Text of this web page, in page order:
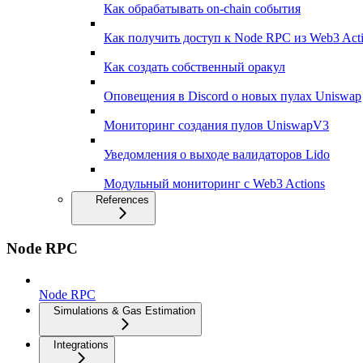
Как обрабатывать on-chain события
Как получить доступ к Node RPC из Web3
Как создать собственный оракул
Оповещения в Discord о новых пулах Uniswap
Мониторинг создания пулов UniswapV3
Уведомления о выходе валидаторов Lido
Модульный мониторинг с Web3 Actions
References
Node RPC
Node RPC
Simulations & Gas Estimation
Integrations